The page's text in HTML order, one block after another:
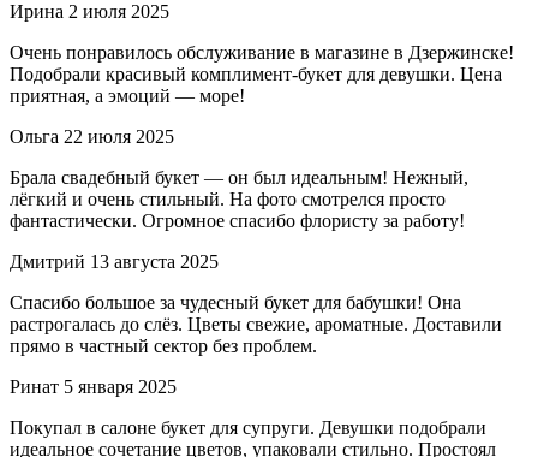
Ирина 2 июля 2025
Очень понравилось обслуживание в магазине в Дзержинске!
Подобрали красивый комплимент-букет для девушки. Цена
приятная, а эмоций — море!
Ольга 22 июля 2025
Брала свадебный букет — он был идеальным! Нежный,
лёгкий и очень стильный. На фото смотрелся просто
фантастически. Огромное спасибо флористу за работу!
Дмитрий 13 августа 2025
Спасибо большое за чудесный букет для бабушки! Она
растрогалась до слёз. Цветы свежие, ароматные. Доставили
прямо в частный сектор без проблем.
Ринат 5 января 2025
Покупал в салоне букет для супруги. Девушки подобрали
идеальное сочетание цветов, упаковали стильно. Простоял